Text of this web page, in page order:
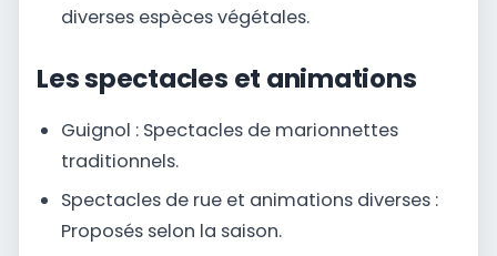
diverses espèces végétales.
Les spectacles et animations
Guignol : Spectacles de marionnettes
traditionnels.
Spectacles de rue et animations diverses :
Proposés selon la saison.